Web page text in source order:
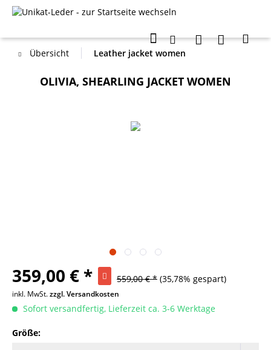
Übersicht Leather jacket women
OLIVIA, SHEARLING JACKET WOMEN
359,00 € * 559,00 € * (35,78% gespart)
inkl. MwSt.zzgl. Versandkosten
Sofort versandfertig, Lieferzeit ca. 3-6 Werktage
Größe: